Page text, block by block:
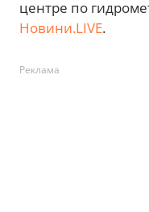
центре по
Новини.LIVE.
Реклама